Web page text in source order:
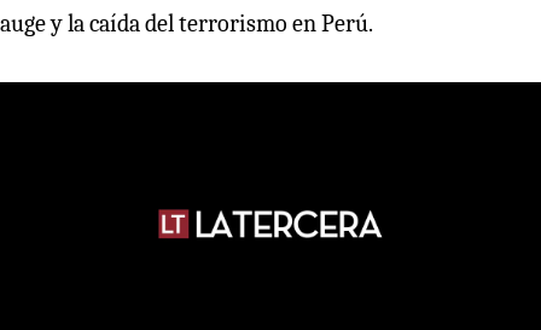
auge y la caída del terrorismo en Perú.